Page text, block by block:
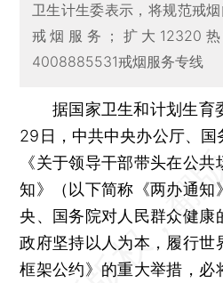
卫生计生委表示，将规范戒
戒烟服务；扩大12320
4008885531戒烟服务专线
据国家卫生和计划生育
29日，中共中央办公厅、国
《关于领导干部带头在公
知》（以下简称《两办通知
央、国务院对人民群众健康
政府坚持以人为本，履行世
框架公约》的重大举措，必